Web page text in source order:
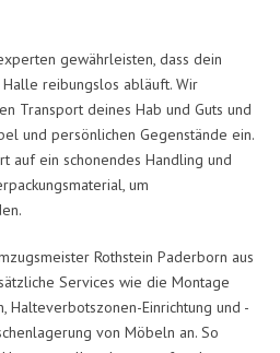
gewährleisten, dass dein
reibungslos abläuft. Wir
Transport deines Hab und Guts und
und persönlichen Gegenstände ein.
auf ein schonendes Handling und
um
Rothstein Paderborn aus
Services wie die Montage
Halteverbotszonen-Einrichtung und -
von Möbeln an. So